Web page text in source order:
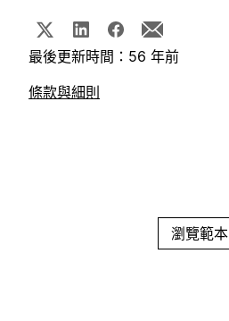
最後更新時間：56 年前
條款與細則
瀏覽範本